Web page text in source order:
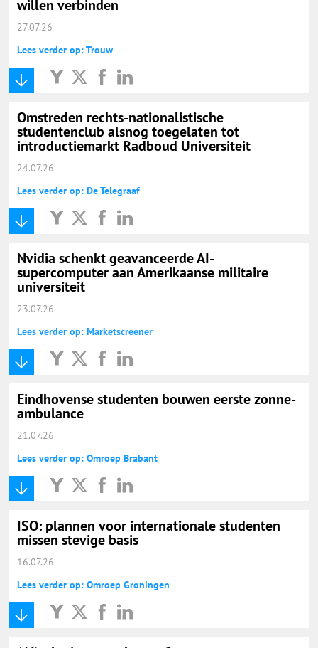
willen verbinden
27.07.26
Lees verder op: Trouw
Omstreden rechts-nationalistische
studentenclub alsnog toegelaten tot
introductiemarkt Radboud Universiteit
24.07.26
Lees verder op: De Telegraaf
Nvidia schenkt geavanceerde AI-
supercomputer aan Amerikaanse militaire
universiteit
23.07.26
Lees verder op: Marketscreener
Eindhovense studenten bouwen eerste zonne-
ambulance
21.07.26
Lees verder op: Omroep Brabant
ISO: plannen voor internationale studenten
missen stevige basis
16.07.26
Lees verder op: Omroep Groningen